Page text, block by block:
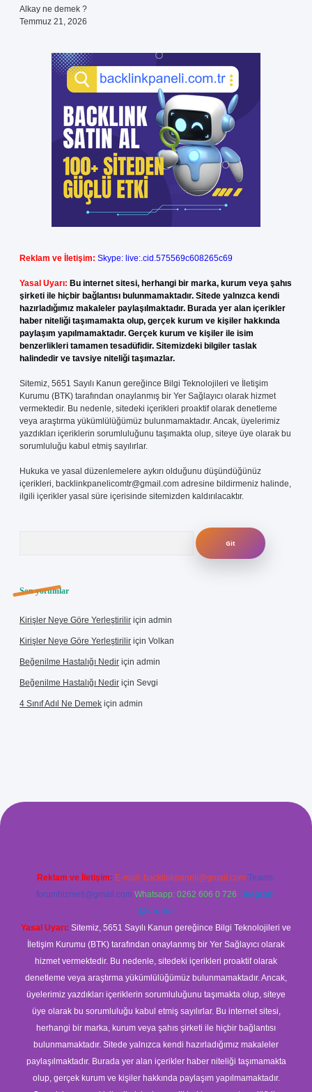
Alkay ne demek ?
Temmuz 21, 2026
Reklam ve İletişim: Skype: live:.cid.575569c608265c69
Yasal Uyarı: Bu internet sitesi, herhangi bir marka, kurum veya şahıs
şirketi ile hiçbir bağlantısı bulunmamaktadır. Sitede yalnızca kendi
hazırladığımız makaleler paylaşılmaktadır. Burada yer alan içerikler
haber niteliği taşımamakta olup, gerçek kurum ve kişiler hakkında
paylaşım yapılmamaktadır. Gerçek kurum ve kişiler ile isim
benzerlikleri tamamen tesadüfidir. Sitemizdeki bilgiler taslak
halindedir ve tavsiye niteliği taşımazlar.
Sitemiz, 5651 Sayılı Kanun gereğince Bilgi Teknolojileri ve İletişim
Kurumu (BTK) tarafından onaylanmış bir Yer Sağlayıcı olarak hizmet
vermektedir. Bu nedenle, sitedeki içerikleri proaktif olarak denetleme
veya araştırma yükümlülüğümüz bulunmamaktadır. Ancak, üyelerimiz
yazdıkları içeriklerin sorumluluğunu taşımakta olup, siteye üye olarak bu
sorumluluğu kabul etmiş sayılırlar.
Hukuka ve yasal düzenlemelere aykırı olduğunu düşündüğünüz
içerikleri, backlinkpanelicomtr@gmail.com adresine bildirmeniz halinde,
ilgili içerikler yasal süre içerisinde sitemizden kaldırılacaktır.
Son yorumlar
Kirişler Neye Göre Yerleştirilir için admin
Kirişler Neye Göre Yerleştirilir için Volkan
Beğenilme Hastalığı Nedir için admin
Beğenilme Hastalığı Nedir için Sevgi
4 Sınıf Adıl Ne Demek için admin
ilbet giriş
Reklam ve İletişim: E-mail: backlinkpaneli@gmail.com Teams:
forumhizmeti@gmail.com Whatsapp: 0262 606 0 726 Telegram:
@karabul
Yasal Uyarı: Sitemiz, 5651 Sayılı Kanun gereğince Bilgi Teknolojileri ve
İletişim Kurumu (BTK) tarafından onaylanmış bir Yer Sağlayıcı olarak
hizmet vermektedir. Bu nedenle, sitedeki içerikleri proaktif olarak
denetleme veya araştırma yükümlülüğümüz bulunmamaktadır. Ancak,
üyelerimiz yazdıkları içeriklerin sorumluluğunu taşımakta olup, siteye
üye olarak bu sorumluluğu kabul etmiş sayılırlar. Bu internet sitesi,
herhangi bir marka, kurum veya şahıs şirketi ile hiçbir bağlantısı
bulunmamaktadır. Sitede yalnızca kendi hazırladığımız makaleler
paylaşılmaktadır. Burada yer alan içerikler haber niteliği taşımamakta
olup, gerçek kurum ve kişiler hakkında paylaşım yapılmamaktadır.